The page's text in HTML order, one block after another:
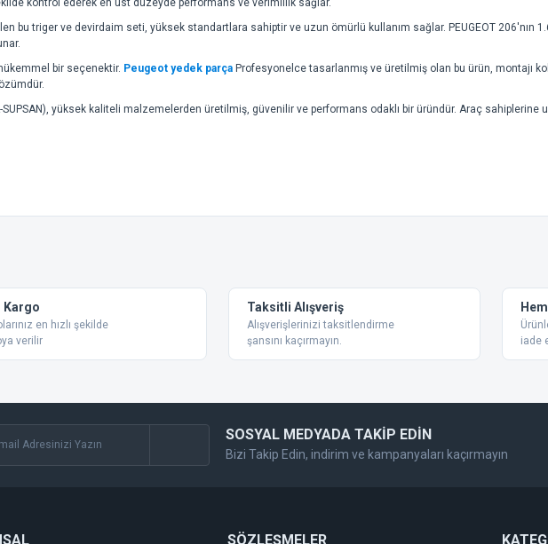
kontrol ederek en üst düzeyde performans ve verimlilik sağlar.
bu triger ve devirdaim seti, yüksek standartlara sahiptir ve uzun ömürlü kullanım sağlar. PEUGEOT 206'nın
bir seçenektir. Peugeot yedek parça Profesyonelce tasarlanmış ve üretilmiş olan bu ürün, montajı
SUPSAN), yüksek kaliteli malzemelerden üretilmiş, güvenilir ve performans odaklı bir üründür. Araç sahiplerine
Kargo
en hızlı şekilde
verilir
Taksitli Alışveriş
Alışverişlerinizi taksitlendirme
şansını kaçırmayın.
iade
SOSYAL MEDYADA TAKİP EDİN
Bizi Takip Edin, indirim ve kampanyaları kaçırmayın
SÖZLEŞMELER